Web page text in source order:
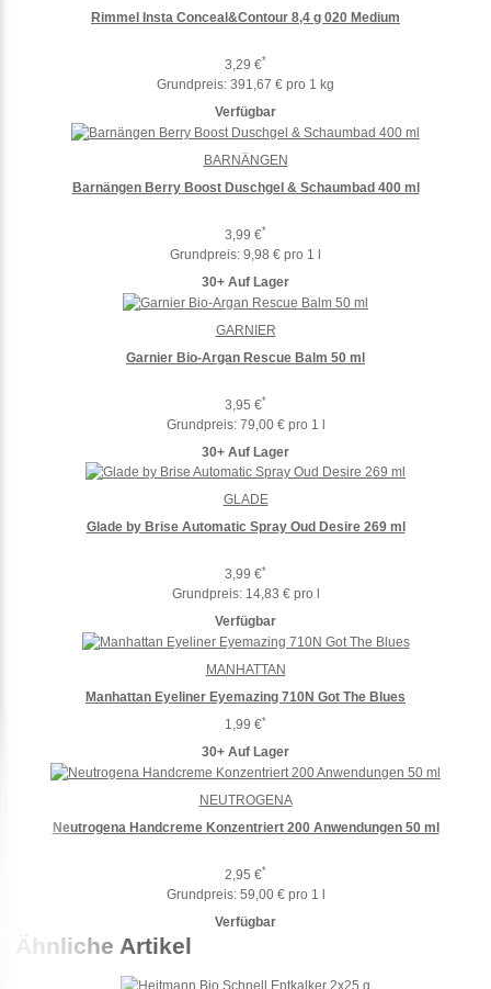
Rimmel Insta Conceal&Contour 8,4 g 020 Medium
3,29 €*
Grundpreis: 391,67 € pro 1 kg
Verfügbar
Barnängen Berry Boost Duschgel & Schaumbad 400 ml
3,99 €*
Grundpreis: 9,98 € pro 1 l
30+ Auf Lager
BARNÄNGEN
Garnier Bio-Argan Rescue Balm 50 ml
3,95 €*
Grundpreis: 79,00 € pro 1 l
30+ Auf Lager
GARNIER
Glade by Brise Automatic Spray Oud Desire 269 ml
3,99 €*
Grundpreis: 14,83 € pro l
Verfügbar
GLADE
Manhattan Eyeliner Eyemazing 710N Got The Blues
1,99 €*
30+ Auf Lager
MANHATTAN
Neutrogena Handcreme Konzentriert 200 Anwendungen 50 ml
2,95 €*
Grundpreis: 59,00 € pro 1 l
Verfügbar
NEUTROGENA
Ähnliche Artikel